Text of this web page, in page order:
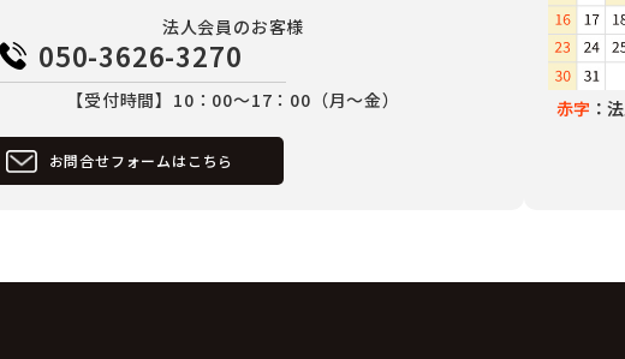
法人会員のお客様
050-3626-3270
【受付時間】10：00～17：00（月～金）
お問合せフォームはこちら
赤字 ：